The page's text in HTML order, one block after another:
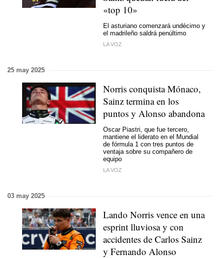
«top 10»
El asturiano comenzará undécimo y
el madrileño saldrá penúltimo
LA VOZ
25 may 2025
Norris conquista Mónaco,
Sainz termina en los
puntos y Alonso abandona
Oscar Piastri, que fue tercero,
mantiene el liderato en el Mundial
de fórmula 1 con tres puntos de
ventaja sobre su compañero de
equipo
LA VOZ
03 may 2025
Lando Norris vence en una
esprint lluviosa y con
accidentes de Carlos Sainz
y Fernando Alonso